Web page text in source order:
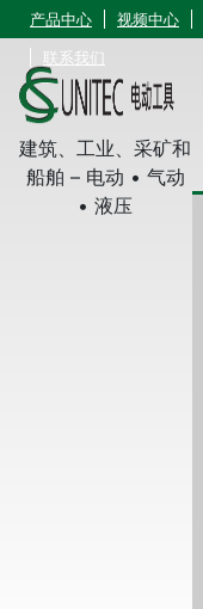
产品中心 视频中心
联系我们
建筑、工业、采矿和
船舶 – 电动 • 气动
• 液压